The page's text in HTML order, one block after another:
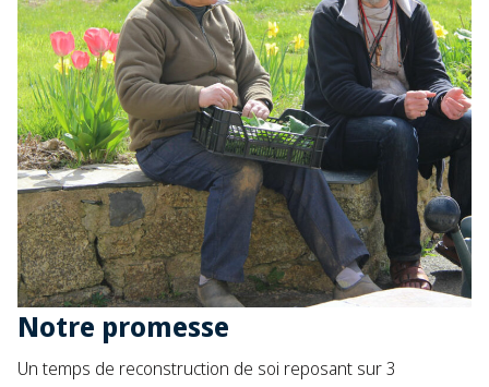
Notre promesse
Un temps de reconstruction de soi reposant sur 3